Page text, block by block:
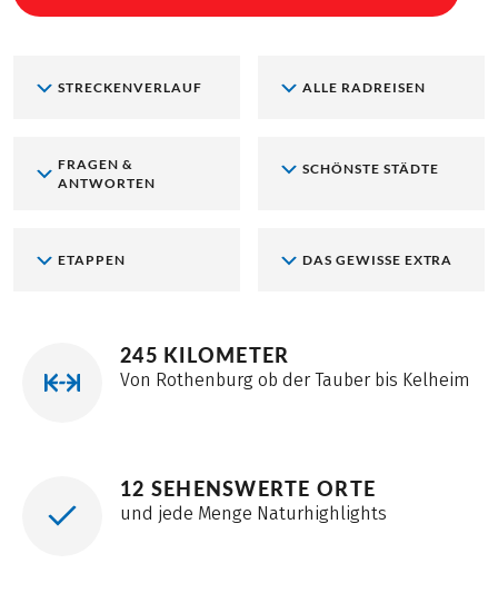
STRECKENVERLAUF ALLE RADREISEN
FRAGEN &
ANTWORTEN
SCHÖNSTE STÄDTE
ETAPPEN DAS GEWISSE EXTRA
245 KILOMETER
Von Rothenburg ob der Tauber bis Kelheim
12 SEHENSWERTE ORTE
und jede Menge Naturhighlights